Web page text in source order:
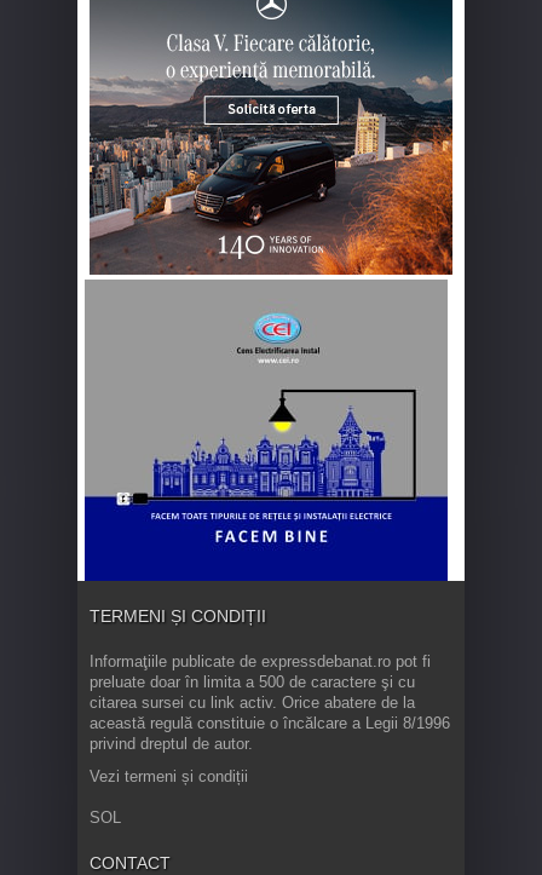
TERMENI ȘI CONDIȚII
Informaţiile publicate de expressdebanat.ro pot fi
preluate doar în limita a 500 de caractere şi cu
citarea sursei cu link activ. Orice abatere de la
această regulă constituie o încălcare a Legii 8/1996
privind dreptul de autor.
Vezi termeni și condiții
SOL
CONTACT